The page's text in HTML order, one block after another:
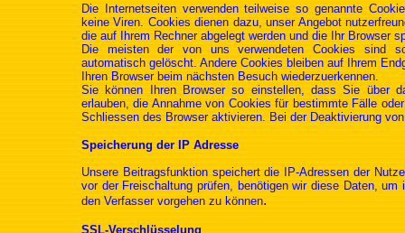
Die Internetseiten verwenden teilweise so genannte
keine Viren. Cookies dienen dazu, unser Angebot
die auf Ihrem Rechner abgelegt werden und die Ihr Browser
Die meisten der von uns verwendeten Cookies sind
automatisch gelöscht. Andere Cookies bleiben auf Ihrem
Ihren Browser beim nächsten Besuch wiederzuerkennen.
Sie können Ihren Browser so einstellen, dass Sie über
erlauben, die Annahme von Cookies für bestimmte Fälle
Schliessen des Browser aktivieren. Bei der Deaktivierung
Speicherung der IP Adresse
Unsere Beitragsfunktion speichert die IP-Adressen der
vor der Freischaltung prüfen, benötigen wir diese Daten,
den Verfasser vorgehen zu können.
SSL-Verschlüsselung